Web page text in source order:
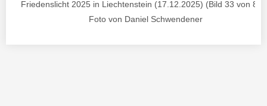
Friedenslicht 2025 in Liechtenstein (17.12.2025) (Bild 33 von 85)
Foto von Daniel Schwendener